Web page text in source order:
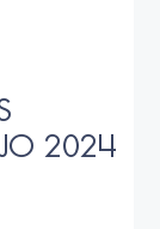
2024